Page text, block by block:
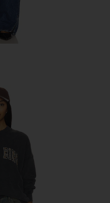
DE LEOPARDO MILES ANINE